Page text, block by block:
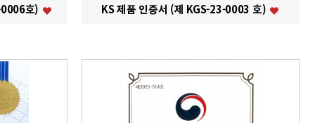
호)
KS 제품 인증서 (제 KGS-23-0003 호)